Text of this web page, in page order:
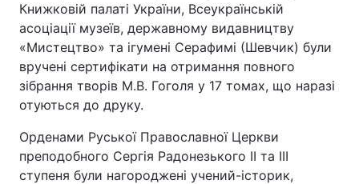
Книжковій палаті України, Всеукраїнській
асоціації музеїв, державному видавництву
«Мистецтво» та ігумені Серафимі (Шевчик) були
вручені сертифікати на отримання повного
зібрання творів М.В. Гоголя у 17 томах, що наразі
отуються до друку.
Орденами Руської Православної Церкви
преподобного Сергія Радонезького ІІ та ІІІ
ступеня були нагороджені учений-історик,